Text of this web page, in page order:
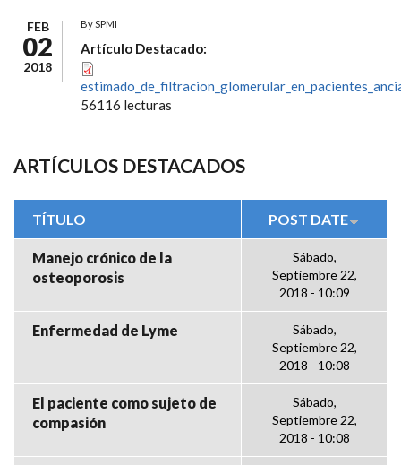
FEB
02
2018
BySPMI
Artículo Destacado:
56116 lecturas
ARTÍCULOS DESTACADOS
TÍTULO POST DATE
Manejo crónico de la
osteoporosis
Sábado,
Septiembre 22,
2018 - 10:09
Enfermedad de Lyme
Sábado,
Septiembre 22,
2018 - 10:08
El paciente como sujeto de
compasión
Sábado,
Septiembre 22,
2018 - 10:08